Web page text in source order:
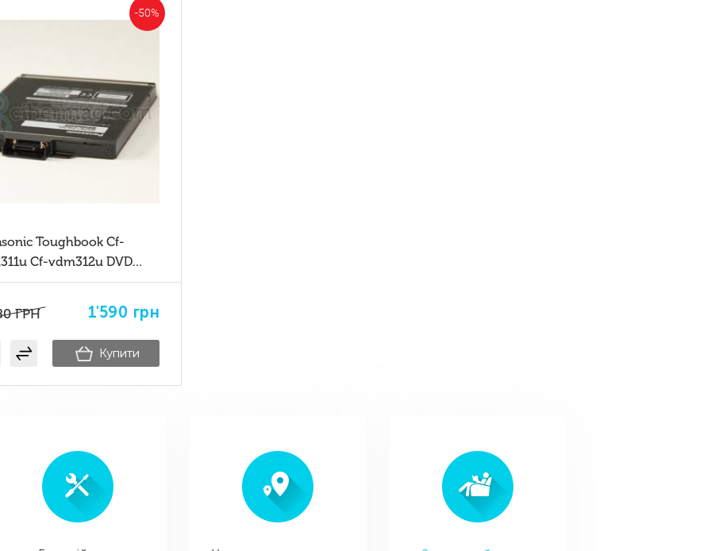
-50%
Toughbook Cf-
Cf-vdm312u DVD
Drive for Cf-31
ГРН 1'590 грн
Купити